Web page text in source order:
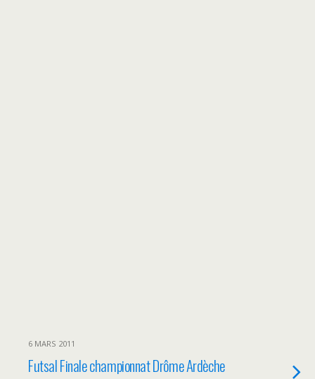
6 MARS 2011
Futsal Finale championnat Drôme Ardèche